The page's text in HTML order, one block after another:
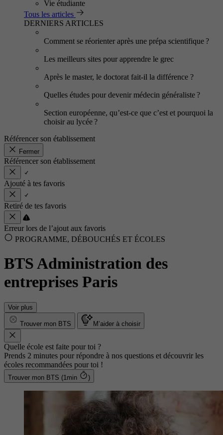
Vie étudiante
Tous les articles
DERNIERS ARTICLES
Comment se réorienter après une prépa scientifique ?
Les meilleurs sites pour apprendre le grec
Après le master, le doctorat fait-il la différence ?
Quelles études pour devenir médecin généraliste ?
Section européenne, qu’est-ce que c’est et pourquoi la
choisir au lycée ?
Référencer son établissement
Fermer
Référencer son établissement
Ajouté à tes favoris
Retiré de tes favoris
Erreur lors de l’ajout aux favoris
PROGRAMME, DÉBOUCHÉS ET ÉCOLES
BTS Administration des
entreprises Paris
Voir plus
Trouver mon BTS M’aider à choisir
Quelle école est faite pour toi ?
Prends 2 minutes pour répondre à nos questions et découvrir les
écoles recommandées pour toi !
Trouver mon BTS (1min )